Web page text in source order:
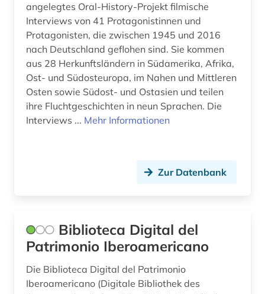
linguistik (3)
literatur (2)
literaturwissenschaft (9)
luftwaffe (1)
lusitanistik (10)
menschenrechte (2)
mexiko (3)
mexiko (1)
angelegtes Oral-History-Projekt filmische
Interviews von 41 Protagonistinnen und
Protagonisten, die zwischen 1945 und 2016
nach Deutschland geflohen sind. Sie kommen
aus 28 Herkunftsländern in Südamerika, Afrika,
Ost- und Südosteuropa, im Nahen und Mittleren
Osten sowie Südost- und Ostasien und teilen
ihre Fluchtgeschichten in neun Sprachen. Die
Interviews ... Mehr Informationen
Zur Datenbank
Biblioteca Digital del
Patrimonio Iberoamericano
Die Biblioteca Digital del Patrimonio
Iberoamericano (Digitale Bibliothek des